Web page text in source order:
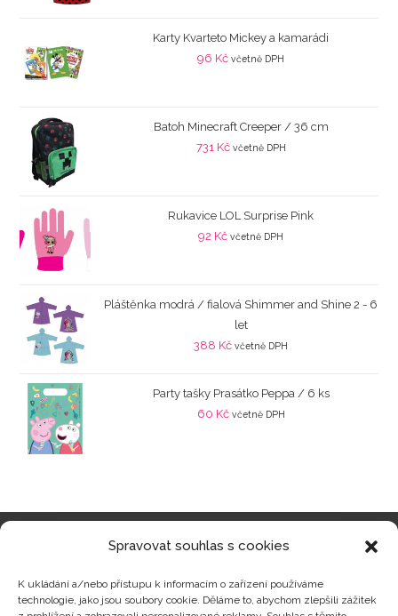
Spravovat souhlas s cookies
K ukládání a/nebo přístupu k informacím o zařízení používáme
technologie, jako jsou soubory cookie. Děláme to, abychom zlepšili zážitek
Karty Kvarteto Mickey a kamarádi
96 Kč včetně DPH
Batoh Minecraft Creeper / 36 cm
731 Kč včetně DPH
Rukavice LOL Surprise Pink
92 Kč včetně DPH
Pláštěnka modrá / fialová Shimmer and Shine 2 - 6
let
388 Kč včetně DPH
Party tašky Prasátko Peppa / 6 ks
60 Kč včetně DPH